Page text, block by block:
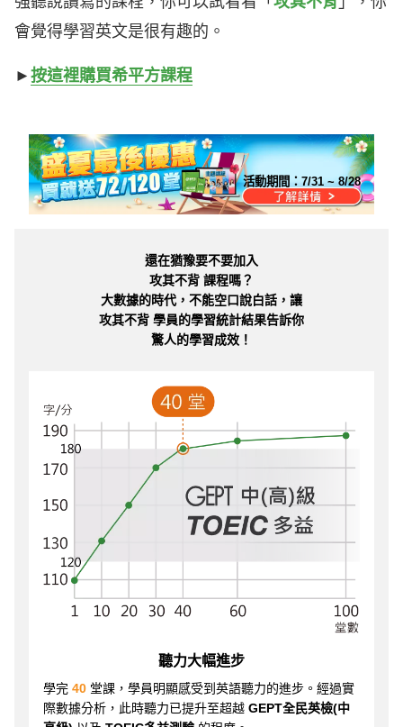
會覺得學習英文是很有趣的。
► 按這裡購買希平方課程
活動期間：7/31 ~ 8/28
還在猶豫要不要加入
攻其不背 課程嗎？
大數據的時代，不能空口說白話，讓
攻其不背 學員的學習統計結果告訴你
驚人的學習成效！
聽力大幅進步
學完 40 堂課，學員明顯感受到英語聽力的進步。經過實
際數據分析，此時聽力已提升至超越 GEPT全民英檢(中